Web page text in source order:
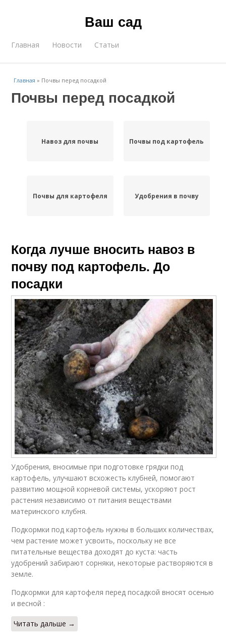
Ваш сад
Главная Новости Статьи
Главная » Почвы перед посадкой
Почвы перед посадкой
Навоз для почвы Почвы под картофель
Почвы для картофеля Удобрения в почву
Когда лучше вносить навоз в
почву под картофель. До
посадки
Удобрения, вносимые при подготовке грядки под
картофель, улучшают всхожесть клубней, помогают
развитию мощной корневой системы, ускоряют рост
растения независимо от питания веществами
материнского клубня.
Подкормки под картофель нужны в больших количествах,
чем растение может усвоить, поскольку не все
питательные вещества доходят до куста: часть
удобрений забирают сорняки, некоторые растворяются в
земле.
Подкормки для картофеля перед посадкой вносят осенью
и весной :
Читать дальше →